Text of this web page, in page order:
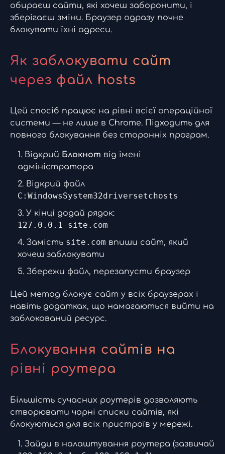
обираєш сайти, які хочеш заборонити, і
зберігаєш зміни. Браузер одразу почне
блокувати їхні адреси.
Як заблокувати сайт
через файл hosts
Цей спосіб працює на рівні всієї операційної
системи — не лише в Chrome. Підходить для
повного блокування без сторонніх програм.
Відкрий Блокнот від імені
адміністратора
Відкрий файл
C:WindowsSystem32driversetchosts
У кінці додай рядок:
127.0.0.1 site.com
Замість site.com впиши сайт, який
хочеш заблокувати
Збережи файл, перезапусти браузер
Цей метод блокує сайт у всіх браузерах і
навіть додатках, що намагаються вийти на
заблокований ресурс.
Блокування сайтів на
рівні роутера
Більшість сучасних роутерів дозволяють
створювати чорні списки сайтів, які
блокуються для всіх пристроїв у мережі.
Зайди в налаштування роутера (зазвичай